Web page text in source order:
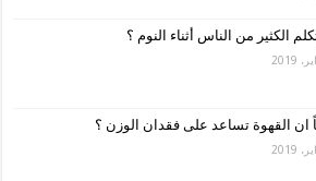
الكثير من الناس أثناء النوم ؟
ان القهوة تساعد على فقدان الوزن ؟